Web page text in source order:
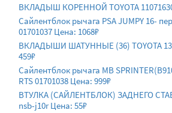
ВКЛАДЫШ КОРЕННОЙ TOYOTA
Сайлентблок рычага PSA JUMPY 16-
01701037 Цена: 1068₽
ВКЛАДЫШИ ШАТУННЫЕ (36) TOYOTA
459₽
Сайлентблок рычага MB
RTS 01701038 Цена: 999₽
ВТУЛКА (САЙЛЕНТБЛОК) ЗАДНЕГО
nsb-j10r Цена: 55₽